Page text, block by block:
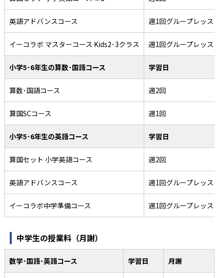
英語アドバンスコース 週1回グループレッス
イーコラボ マスターコース Kids2･3クラス 週1回グループレッス
小学5･6年生の算数･国語コース 学習日
算数･国語コース 週2回
算国SCコース 週1回
小学5･6年生の英語コース 学習日
算国セット 小学英語コース 週2回
英語アドバンスコース 週1回グループレッス
イーコラボ中学準備コース 週1回グループレッス
中学生の授業料（月謝）
数学･国語･英語コース 学習日 月謝